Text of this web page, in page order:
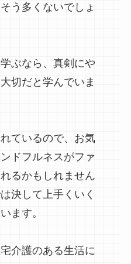
う多くないでしょ
ぶなら、真剣にや
切だと学んでいま
ているので、お気
ドフルネスがファ
るかもしれません
決して上手くいく
ます。
介護のある生活に